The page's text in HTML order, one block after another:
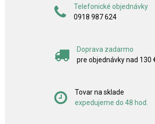
Telefonické objednávky
0918 987 624
Doprava zadarmo
pre objednávky nad 130
Tovar na sklade
expedujeme do 48 hod.